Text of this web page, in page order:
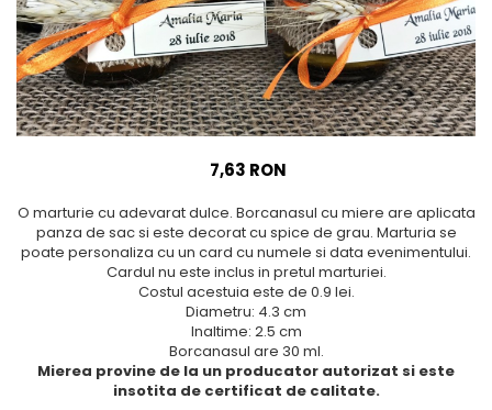
Meniuri & nr de BOTEZ
Plicuri si cartoane pentru
INVITATII
TAVA pentru MOT
Baloane & decoratiuni BOTEZ
Trusouri & Lumanari Botez
Pahare Miri & Nasi
Cocarde nunta
Inmormatare/pomana
Meniuri pentru NUNTA
7,63 RON
O marturie cu adevarat dulce. Borcanasul cu miere are aplicata
panza de sac si este decorat cu spice de grau. Marturia se
poate personaliza cu un card cu numele si data evenimentului.
Cardul nu este inclus in pretul marturiei.
Costul acestuia este de 0.9 lei.
Diametru: 4.3 cm
Inaltime: 2.5 cm
Borcanasul are 30 ml.
Mierea provine de la un producator autorizat si este
insotita de certificat de calitate.